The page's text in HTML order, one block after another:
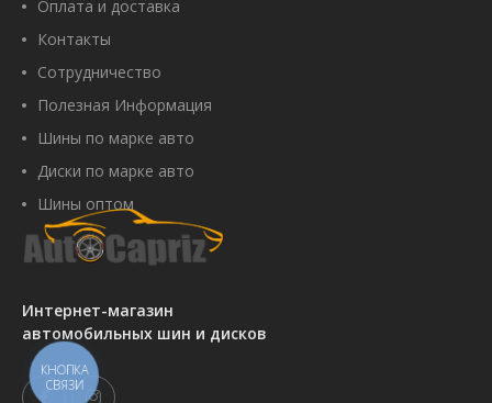
Интернет-магазин
автомобильных шин и дисков
Оплата и доставка
Контакты
Сотрудничество
Полезная Информация
Шины по марке авто
Диски по марке авто
Шины оптом
КНОПКА
СВЯЗИ